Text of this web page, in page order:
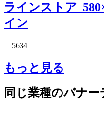
ラインストア
イン
5634
もっと見る
同じ業種のバナー